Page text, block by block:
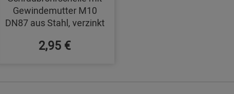
Gewindemutter M10
DN87 aus Stahl, verzinkt
2,95 €